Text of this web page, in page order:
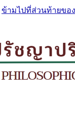
ข้ามไปที่ส่วนท้ายขอ